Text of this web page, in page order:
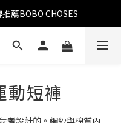
薦BOBO CHOSES
動短褲
者設計的。網紗與棉質內